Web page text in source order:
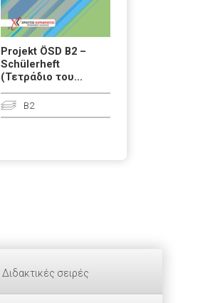
Διδακτικές σειρές
Projekt ÖSD B2 –
Schülerheft
(Τετράδιο του...
B2